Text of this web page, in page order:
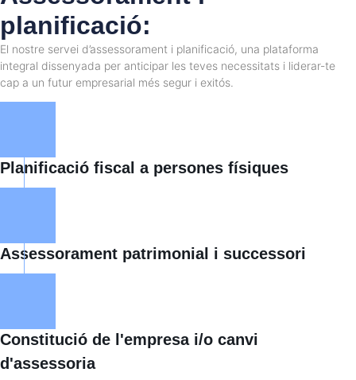
planificació:
El nostre servei d’assessorament i planificació, una plataforma
integral dissenyada per anticipar les teves necessitats i liderar-te
cap a un futur empresarial més segur i exitós.
Planificació fiscal a persones físiques
Assessorament patrimonial i successori
Constitució de l'empresa i/o canvi
d'assessoria